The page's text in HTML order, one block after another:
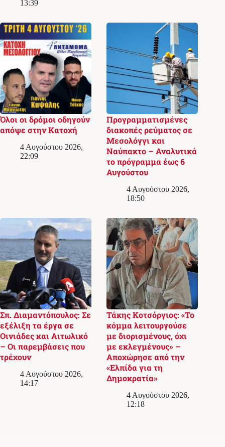
13:39
Όλοι οι δρόμοι οδηγούν
απόψε στην Κατοχή
4 Αυγούστου 2026,
22:09
Προγραμματισμένες
διακοπές ρεύματος σε
Μεσολόγγι και
Ναύπακτο – Αναλυτικά
το πρόγραμμα έως 6
Αυγούστου
4 Αυγούστου 2026,
18:50
Σπ. Διαμαντόπουλος: Σε
εξέλιξη τα έργα σε
Οινιάδες και Αιτωλικό
– Οι παρεμβάσεις που
τρέχουν
4 Αυγούστου 2026,
14:17
Τάκης Κοτσόργιος: «Το
κόμμα λειτουργούσε
με διορισμένους, όχι
με εκλεγμένους» –
Αποχώρησε από την
«Ελπίδα για τη
Δημοκρατία»
4 Αυγούστου 2026,
12:18